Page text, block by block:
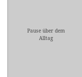
Pause über dem
Alltag